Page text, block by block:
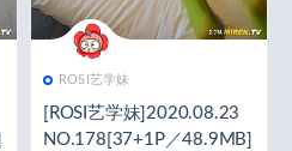
ROSI艺学妹
[ROSI艺学妹]2020.08.23
NO.178[37+1P／48.9MB]